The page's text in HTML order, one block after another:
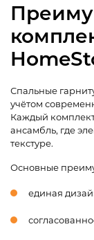
Спальные
учётом
Каждый
ансамбль, где
текстуре.
Основные
единая